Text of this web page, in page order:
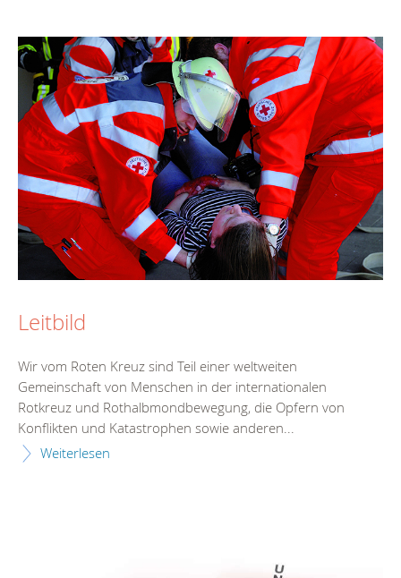
Leitbild
Wir vom Roten Kreuz sind Teil einer weltweiten
Gemeinschaft von Menschen in der internationalen
Rotkreuz und Rothalbmondbewegung, die Opfern von
Konflikten und Katastrophen sowie anderen...
Weiterlesen